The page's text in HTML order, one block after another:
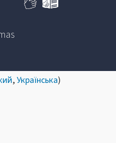
,Українська)